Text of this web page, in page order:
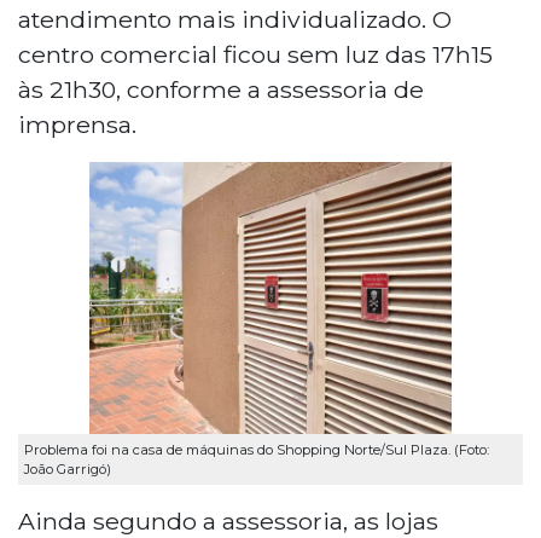
atendimento mais individualizado. O
centro comercial ficou sem luz das 17h15
às 21h30, conforme a assessoria de
imprensa.
Problema foi na casa de máquinas do Shopping Norte/Sul Plaza. (Foto:
João Garrigó)
Ainda segundo a assessoria, as lojas